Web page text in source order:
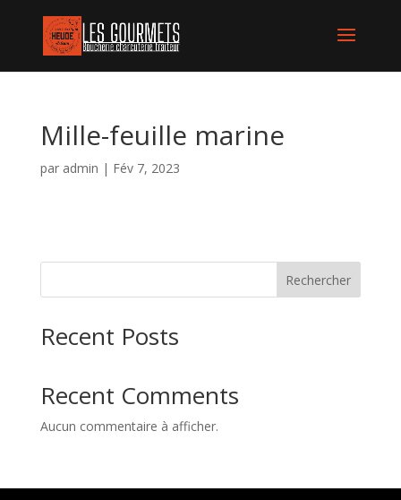
Mille-feuille marine
par admin | Fév 7, 2023
Rechercher
Recent Posts
Recent Comments
Aucun commentaire à afficher.